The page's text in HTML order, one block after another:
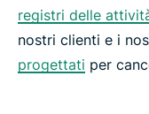
registri delle
nostri clienti e i
progettati per